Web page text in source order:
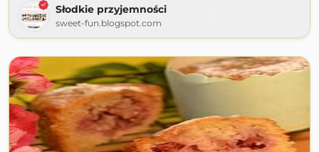
Słodkie przyjemności
sweet-fun.blogspot.com